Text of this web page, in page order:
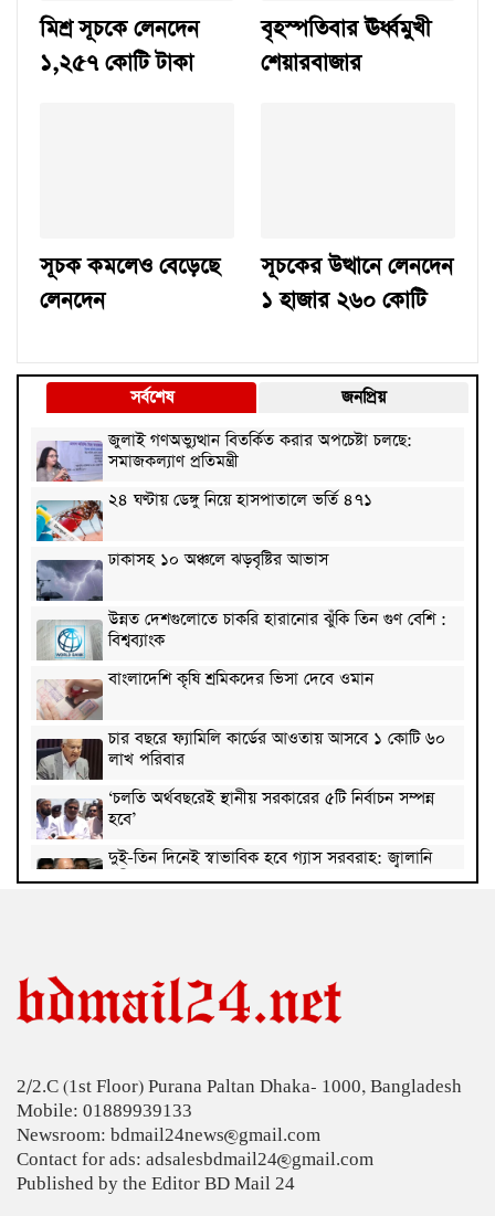
মিশ্র সূচকে লেনদেন
১,২৫৭ কোটি টাকা
বৃহস্পতিবার ঊর্ধ্বমুখী
শেয়ারবাজার
সূচক কমলেও বেড়েছে
লেনদেন
সূচকের উত্থানে লেনদেন
১ হাজার ২৬০ কোটি
সর্বশেষ
জনপ্রিয়
জুলাই গণঅভ্যুত্থান বিতর্কিত করার অপচেষ্টা চলছে:
সমাজকল্যাণ প্রতিমন্ত্রী
২৪ ঘণ্টায় ডেঙ্গু নিয়ে হাসপাতালে ভর্তি ৪৭১
ঢাকাসহ ১০ অঞ্চলে ঝড়বৃষ্টির আভাস
উন্নত দেশগুলোতে চাকরি হারানোর ঝুঁকি তিন গুণ বেশি :
বিশ্বব্যাংক
বাংলাদেশি কৃষি শ্রমিকদের ভিসা দেবে ওমান
চার বছরে ফ্যামিলি কার্ডের আওতায় আসবে ১ কোটি ৬০
লাখ পরিবার
‘চলতি অর্থবছরেই স্থানীয় সরকারের ৫টি নির্বাচন সম্পন্ন
হবে’
দুই-তিন দিনেই স্বাভাবিক হবে গ্যাস সরবরাহ: জ্বালানি
মন্ত্রী
স্বর্ণ খাতকে বৈধ-জবাবদিহিমূলক শিল্পে রূপান্তরের
উদ্যোগ
শিকল ভেঙেছি গণতন্ত্র প্রতিষ্ঠায়: তথ্যমন্ত্রী
২০ আগস্ট রাষ্ট্রপতি নির্বাচন
2/2.C (1st Floor) Purana Paltan Dhaka- 1000, Bangladesh
Mobile: 01889939133
Newsroom: bdmail24news@gmail.com
Contact for ads: adsalesbdmail24@gmail.com
Published by the Editor BD Mail 24